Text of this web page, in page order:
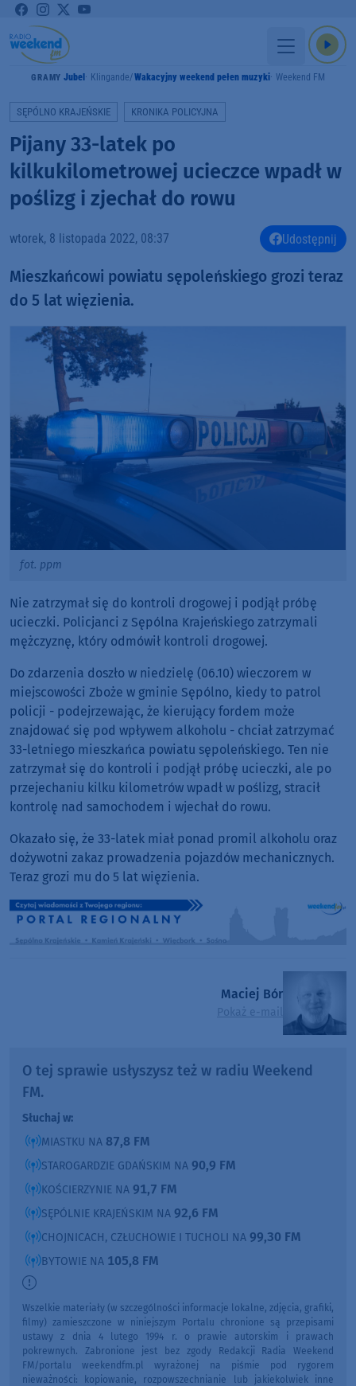
GRAMY Jubel Klingande Wakacyjny weekend pełen muzyki Weekend FM
SĘPÓLNO KRAJEŃSKIE KRONIKA POLICYJNA
Pijany 33-latek po
kilkukilometrowej ucieczce wpadł w
poślizg i zjechał do rowu
wtorek, 8 listopada 2022, 08:37 Udostępnij
Mieszkańcowi powiatu sępoleńskiego grozi teraz
do 5 lat więzienia.
fot. ppm
Nie zatrzymał się do kontroli drogowej i podjął próbę
ucieczki. Policjanci z Sępólna Krajeńskiego zatrzymali
mężczyznę, który odmówił kontroli drogowej.
Do zdarzenia doszło w niedzielę (06.10) wieczorem w
miejscowości Zboże w gminie Sępólno, kiedy to patrol
policji - podejrzewając, że kierujący fordem może
znajdować się pod wpływem alkoholu - chciał zatrzymać
33-letniego mieszkańca powiatu sępoleńskiego. Ten nie
zatrzymał się do kontroli i podjął próbę ucieczki, ale po
przejechaniu kilku kilometrów wpadł w poślizg, stracił
kontrolę nad samochodem i wjechał do rowu.
Okazało się, że 33-latek miał ponad promil alkoholu oraz
dożywotni zakaz prowadzenia pojazdów mechanicznych.
Teraz grozi mu do 5 lat więzienia.
Maciej Bór
Pokaż e-mail
O tej sprawie usłyszysz też w radiu Weekend
FM.
Słuchaj w:
MIASTKU NA 87,8 FM
STAROGARDZIE GDAŃSKIM NA 90,9 FM
KOŚCIERZYNIE NA 91,7 FM
SĘPÓLNIE KRAJEŃSKIM NA 92,6 FM
CHOJNICACH, CZŁUCHOWIE I TUCHOLI NA 99,30 FM
BYTOWIE NA 105,8 FM
Wszelkie materiały (w szczególności informacje lokalne, zdjęcia, grafiki,
filmy) zamieszczone w niniejszym Portalu chronione są przepisami
ustawy z dnia 4 lutego 1994 r. o prawie autorskim i prawach
pokrewnych. Zabronione jest bez zgody Redakcji Radia Weekend
FM/portalu weekendfm.pl wyrażonej na piśmie pod rygorem
nieważności: kopiowanie, rozpowszechnianie lub jakiekolwiek inne